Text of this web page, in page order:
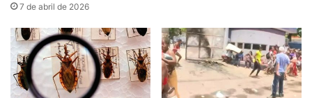
7 de abril de 2026